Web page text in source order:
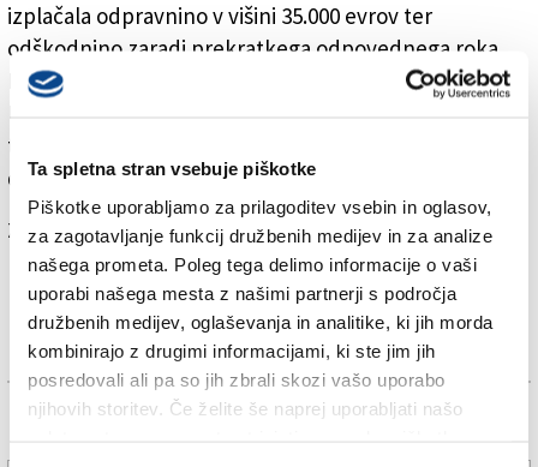
Ta spletna stran vsebuje piškotke
Piškotke uporabljamo za prilagoditev vsebin in oglasov,
za zagotavljanje funkcij družbenih medijev in za analize
našega prometa. Poleg tega delimo informacije o vaši
uporabi našega mesta z našimi partnerji s področja
družbenih medijev, oglaševanja in analitike, ki jih morda
kombinirajo z drugimi informacijami, ki ste jim jih
posredovali ali pa so jih zbrali skozi vašo uporabo
njihovih storitev. Če želite še naprej uporabljati našo
izplačala odpravnino v višini 35.000 evrov ter
odškodnino zaradi prekratkega odpovednega roka.
Kdor bo dogovor podpisal, bo lahko takoj ostal doma.
Uradno zaprtje tovarne bo 30. marca: delavci bodo do
takrat lahko hodili v službo, prejemali pa bodo le
dnevno plačilo.
Za branje in pisanje komentarjevje potrebna prijava